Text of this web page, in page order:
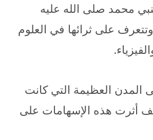
محمد صلى الله عليه
على ثرائها في العلوم
المدن العظيمة التي كانت
أثرت هذه الإسهامات على